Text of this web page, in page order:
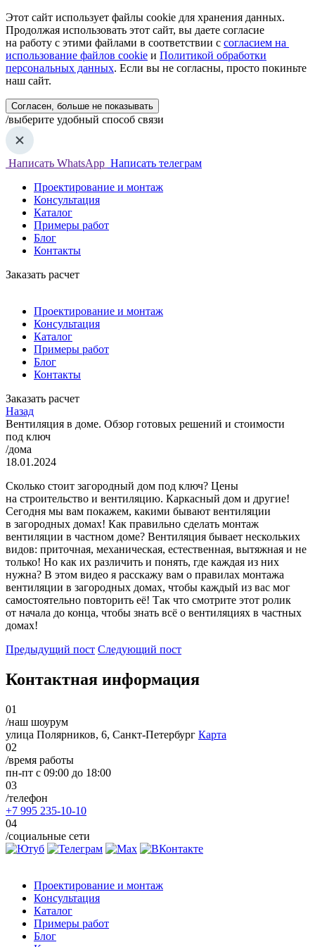
Этот сайт использует файлы cookie для хранения данных.
Продолжая использовать этот сайт, вы даете согласие
на работу с этими файлами в соответствии с согласием на
использование файлов cookie и Политикой обработки
персональных данных. Если вы не согласны, просто покиньте
наш сайт.
Согласен, больше не показывать
/выберите удобный способ связи
Написать WhatsApp Написать телеграм
Проектирование и монтаж
Консультация
Каталог
Примеры работ
Блог
Контакты
Заказать расчет
Проектирование и монтаж
Консультация
Каталог
Примеры работ
Блог
Контакты
Заказать расчет
Назад
Вентиляция в доме. Обзор готовых решений и стоимости
под ключ
/дома
18.01.2024
Сколько стоит загородный дом под ключ? Цены
на строительство и вентиляцию. Каркасный дом и другие!
Сегодня мы вам покажем, какими бывают вентиляции
в загородных домах! Как правильно сделать монтаж
вентиляции в частном доме? Вентиляция бывает нескольких
видов: приточная, механическая, естественная, вытяжная и не
только! Но как их различить и понять, где каждая из них
нужна? В этом видео я расскажу вам о правилах монтажа
вентиляции в загородных домах, чтобы каждый из вас мог
самостоятельно повторить её! Так что смотрите этот ролик
от начала до конца, чтобы знать всё о вентиляциях в частных
домах!
Предыдущий пост Следующий пост
Контактная информация
01
/наш шоурум
улица Полярников, 6, Санкт-Петербург Карта
02
/время работы
пн-пт с 09:00 до 18:00
03
/телефон
+7 995 235-10-10
04
/социальные сети
Проектирование и монтаж
Консультация
Каталог
Примеры работ
Блог